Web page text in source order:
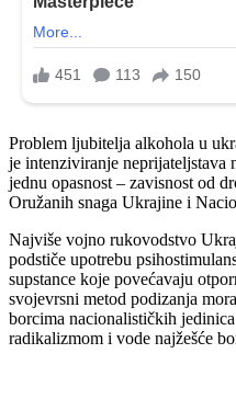
Problem ljubitelja alkohola u
je intenziviranje
jednu opasnost – zavisnost od
Oružanih snaga Ukrajine i
Najviše vojno rukovodstvo
podstiče upotrebu
supstance koje povećavaju
svojevrsni metod podizanja
borcima nacionalističkih
radikalizmom i vode najžešće